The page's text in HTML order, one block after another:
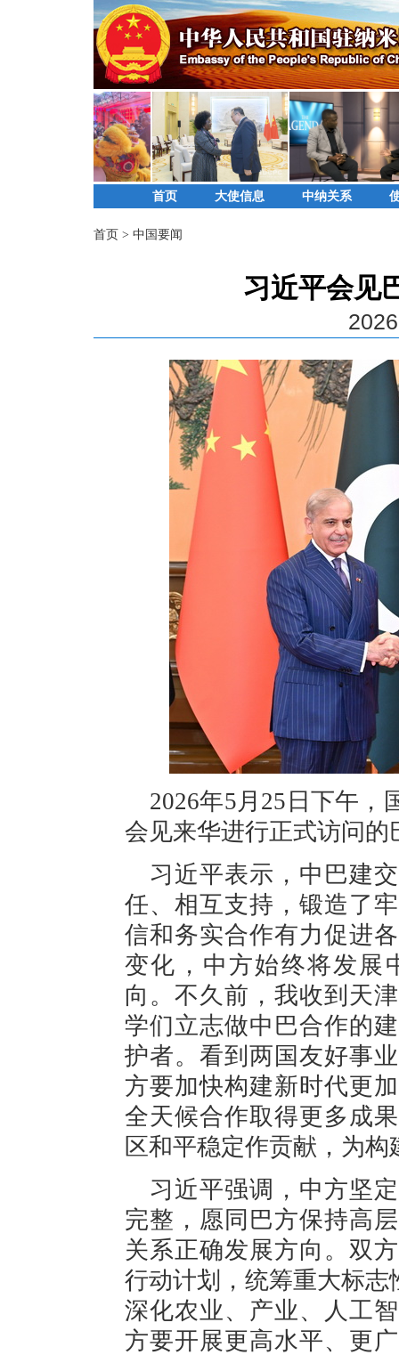
首页 大使信息 中纳关系
首页 > 中国要闻
习近平会见
2026年5月25日下午，
会见来华进行正式访问
习近平表示，中巴建
任、相互支持，锻造了
信和务实合作有力促进
变化，中方始终将发展
向。不久前，我收到天
学们立志做中巴合作的
护者。看到两国友好事
方要加快构建新时代更
全天候合作取得更多成
区和平稳定作贡献，为
习近平强调，中方坚
完整，愿同巴方保持高
关系正确发展方向。双
行动计划，统筹重大标志
深化农业、产业、人工
方要开展更高水平、更